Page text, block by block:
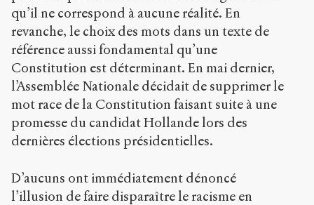
qu’il ne correspond à aucune réalité. En
revanche, le choix des mots dans un texte de
référence aussi fondamental qu’une
Constitution est déterminant. En mai dernier,
l’Assemblée Nationale décidait de supprimer le
mot race de la Constitution faisant suite à une
promesse du candidat Hollande lors des
dernières élections présidentielles.
D’aucuns ont immédiatement dénoncé
l’illusion de faire disparaître le racisme en